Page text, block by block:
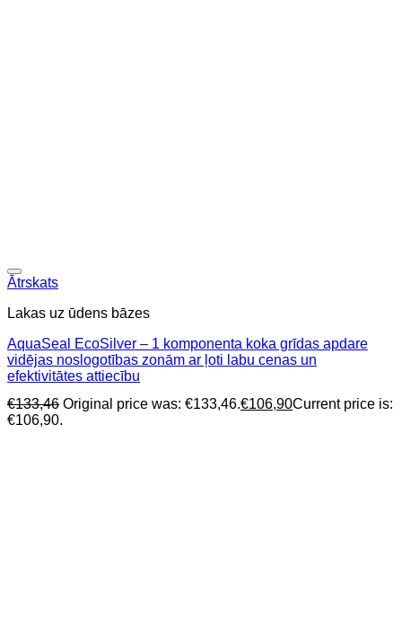
Ātrskats
Lakas uz ūdens bāzes
AquaSeal EcoSilver – 1 komponenta koka grīdas apdare
vidējas noslogotības zonām ar ļoti labu cenas un
efektivitātes attiecību
€133,46 Original price was: €133,46.€106,90Current price is:
€106,90.